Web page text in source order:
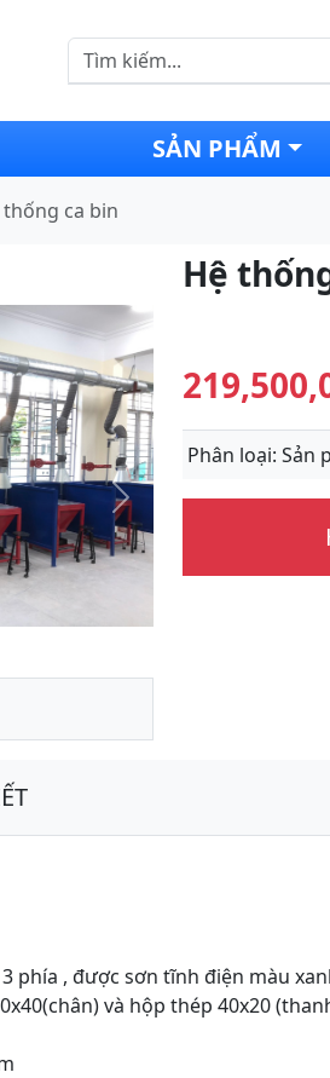
SẢN PHẨM
thống ca bin
Next
Hệ
Phân loại: Sản
phía , được sơn tĩnh điện màu
và hộp thép 40x20